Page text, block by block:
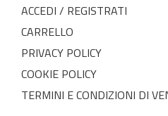
ACCEDI / REGISTRATI
CARRELLO
PRIVACY POLICY
COOKIE POLICY
TERMINI E CONDIZIONI DI